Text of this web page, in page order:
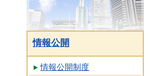
情報公開
情報公開制度